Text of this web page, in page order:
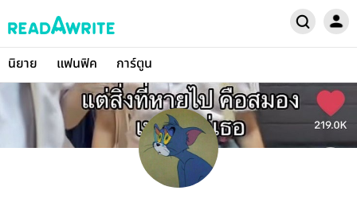
นิยาย แฟนฟิค การ์ตูน